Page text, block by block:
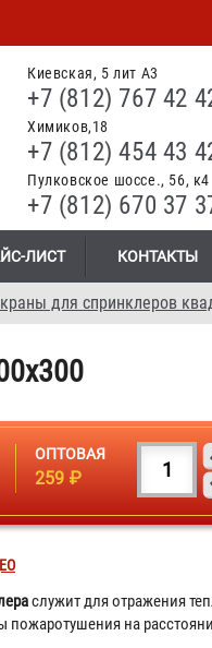
Киевская, 5 лит А3
+7 (812) 767 42
Химиков,18
+7 (812) 454 43
Пулковское шоссе., 56, к4
+7 (812) 670 37
ЛИСТ КОНТАКТЫ
для спринклеров
ОПТОВАЯ
259 ₽
служит для отражения
пожаротушения на